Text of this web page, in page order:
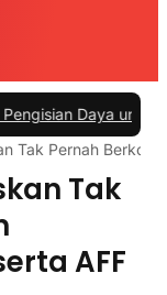
untuk Mobil
Tak Pernah
Tak
AFF